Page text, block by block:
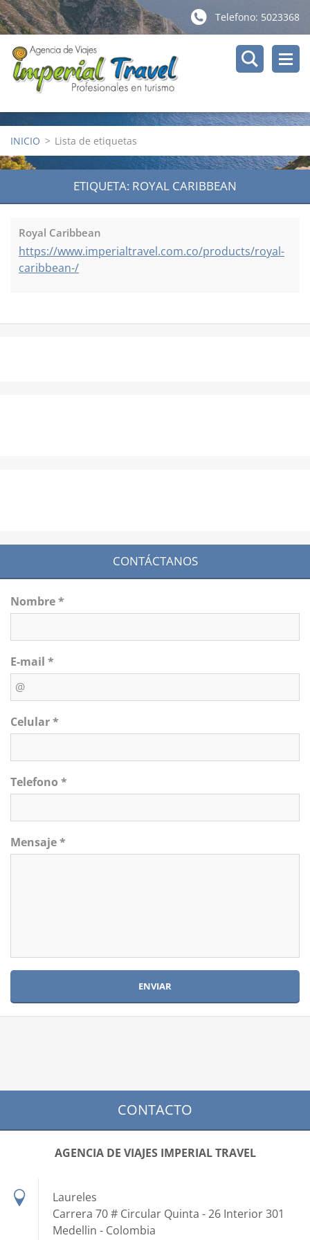
Telefono: 5023368
INICIO > Lista de etiquetas
ETIQUETA: ROYAL CARIBBEAN
Royal Caribbean
https://www.imperialtravel.com.co/products/royal-
caribbean-/
CONTÁCTANOS
Nombre *
E-mail *
Celular *
Telefono *
Mensaje *
CONTACTO
AGENCIA DE VIAJES IMPERIAL TRAVEL
Laureles
Carrera 70 # Circular Quinta - 26 Interior 301
Medellin - Colombia